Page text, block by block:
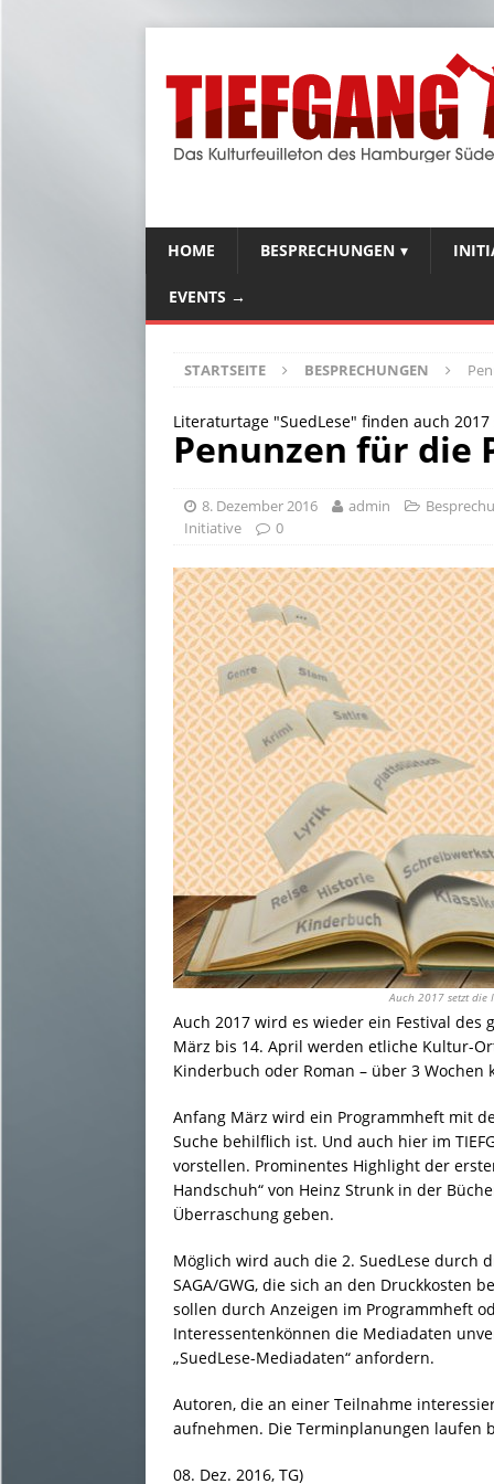
HOME BESPRECHUNGEN
EVENTS →
STARTSEITE BESPRECHUNGEN
Literaturtage "SuedLese" finden auch
Penunzen für die
8. Dezember 2016 admin
Initiative
0
Auch 2017 setzt die
Auch 2017 wird es wieder ein Festival des
März bis 14. April werden etliche Kultur-
Kinderbuch oder Roman – über 3
Anfang März wird ein Programmheft mit
Suche behilflich ist. Und auch hier im
vorstellen. Prominentes Highlight der
Handschuh“ von Heinz Strunk in der
Überraschung geben.
Möglich wird auch die 2. SuedLese durch
SAGA/GWG, die sich an den Druckkosten
sollen durch Anzeigen im Programmheft
Interessentenkönnen die Mediadaten
„SuedLese-Mediadaten“ anfordern.
Autoren, die an einer Teilnahme
aufnehmen. Die Terminplanungen laufen
08. Dez. 2016, TG)